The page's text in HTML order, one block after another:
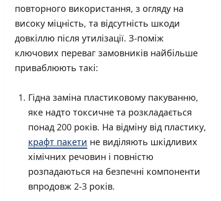
повторного використання, з огляду на
високу міцність, та відсутність шкоди
довкіллю після утилізації. З-поміж
ключових переваг замовників найбільше
приваблюють такі:
Гідна заміна пластиковому пакуванню,
яке надто токсичне та розкладається
понад 200 років. На відміну від пластику,
крафт пакети не виділяють шкідливих
хімічних речовин і повністю
розпадаються на безпечні компоненти
впродовж 2-3 років.